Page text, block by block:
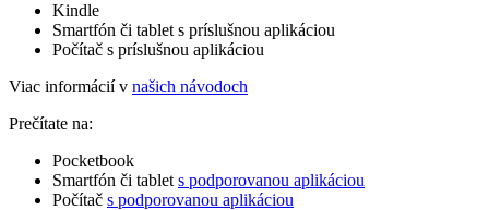
Kindle
Smartfón či tablet s príslušnou aplikáciou
Počítač s príslušnou aplikáciou
Viac informácií v našich návodoch
Prečítate na:
Pocketbook
Smartfón či tablet s podporovanou aplikáciou
Počítač s podporovanou aplikáciou